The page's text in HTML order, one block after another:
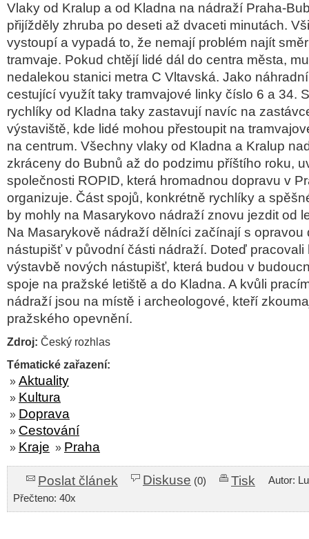
Vlaky od Kralup a od Kladna na nádraží Praha-
přijížděly zhruba po deseti až dvaceti minutách.
vystoupí a vypadá to, že nemají problém najít
tramvaje. Pokud chtějí lidé dál do centra města,
nedalekou stanici metra C Vltavská. Jako
cestující využít taky tramvajové linky číslo 6 a 34.
rychlíky od Kladna taky zastavují navíc na
výstaviště, kde lidé mohou přestoupit na
na centrum. Všechny vlaky od Kladna a Kralup
zkráceny do Bubnů až do podzimu příštího roku,
společnosti ROPID, která hromadnou dopravu v
organizuje. Část spojů, konkrétně rychlíky a
by mohly na Masarykovo nádraží znovu jezdit od
Na Masarykově nádraží dělníci začínají s opravou
nástupišť v původní části nádraží. Doteď pracovali
výstavbě nových nástupišť, která budou v
spoje na pražské letiště a do Kladna. A kvůli
nádraží jsou na místě i archeologové, kteří
pražského opevnění.
Zdroj: Český rozhlas
Tématické zařazení:
» Aktuality
» Kultura
» Doprava
» Cestování
» Kraje » Praha
Poslat článek Diskuse (0) Tisk
Autor:
Přečteno: 40x